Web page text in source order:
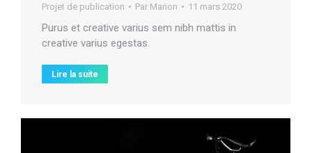
Projet de publication Par Marion 11 mars 2020
Purus et creative varius sem nibh mattis in
creative varius egestas.
Lire la suite